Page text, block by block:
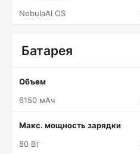
NebulaAI OS
Батарея
Объем
6150 мАч
Макс. мощность зарядки
80 Вт